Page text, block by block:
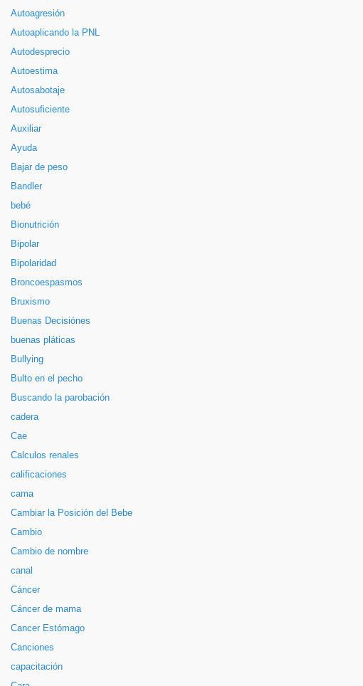
Autoagresión
Autoaplicando la PNL
Autodesprecio
Autoestima
Autosabotaje
Autosuficiente
Auxiliar
Ayuda
Bajar de peso
Bandler
bebé
Bionutrición
Bipolar
Bipolaridad
Broncoespasmos
Bruxismo
Buenas Decisiónes
buenas pláticas
Bullying
Bulto en el pecho
Buscando la parobación
cadera
Cae
Calculos renales
calificaciones
cama
Cambiar la Posición del Bebe
Cambio
Cambio de nombre
canal
Cáncer
Cáncer de mama
Cancer Estómago
Canciones
capacitación